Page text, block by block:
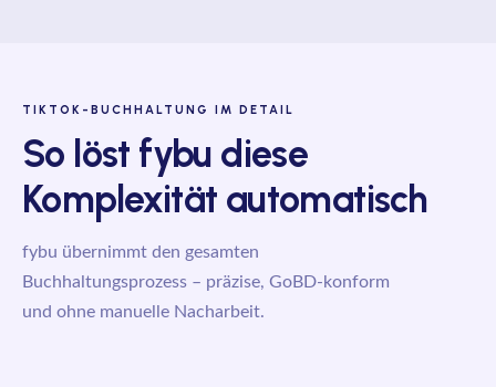
TIKTOK-BUCHHALTUNG IM DETAIL
So löst fybu diese
Komplexität automatisch
fybu übernimmt den gesamten
Buchhaltungsprozess – präzise, GoBD-konform
und ohne manuelle Nacharbeit.